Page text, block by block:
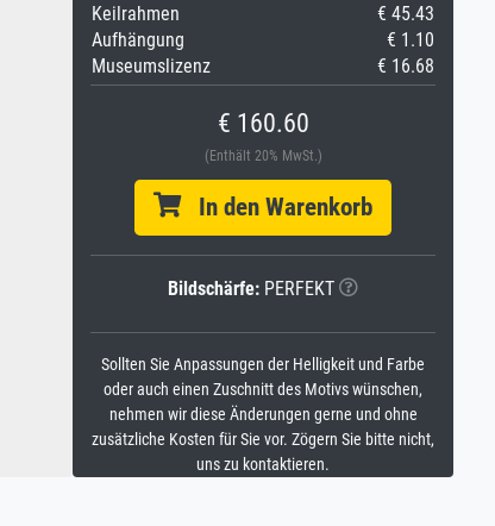
Keilrahmen
€ 45.43
Aufhängung
€ 1.10
Museumslizenz
€ 16.68
€ 160.60
(Enthält 20% MwSt.)
In den Warenkorb
Bildschärfe: PERFEKT
Sollten Sie Anpassungen der Helligkeit und Farbe
oder auch einen Zuschnitt des Motivs wünschen,
nehmen wir diese Änderungen gerne und ohne
zusätzliche Kosten für Sie vor. Zögern Sie bitte nicht,
uns zu kontaktieren.